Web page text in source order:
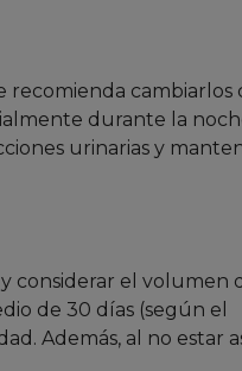
cambiarlos
durante la
urinarias y
considerar el volumen
de 30 días (según el
Además, al no estar